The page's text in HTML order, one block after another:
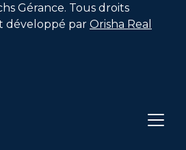
Gérance. Tous droits
développé par Orisha Real